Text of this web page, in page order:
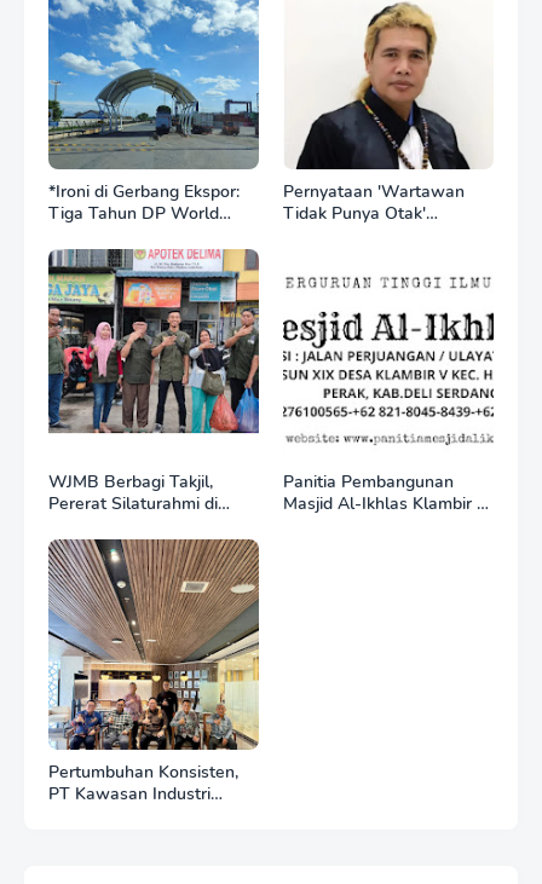
*Ironi di Gerbang Ekspor:
Tiga Tahun DP World
Pekerja Sektor
Internasional Justru Anjlok
di Bawah Sektor
Domestik*
Pernyataan 'Wartawan
Tidak Punya Otak'
Christo Kecam Sikap
WJMB Berbagi Takjil,
Pererat Silaturahmi di
Panitia Pembangunan
Masjid Al-Ikhlas Klambir V
Pertumbuhan Konsisten,
PT Kawasan Industri